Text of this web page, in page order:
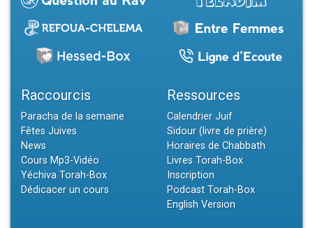
Raccourcis
Paracha de la semaine
Fêtes Juives
News
Cours Mp3-Vidéo
Yéchiva Torah-Box
Dédicacer un cours
Ressources
Calendrier Juif
Sidour (livre de prière)
Horaires de Chabbath
Livres Torah-Box
Inscription
Podcast Torah-Box
English Version